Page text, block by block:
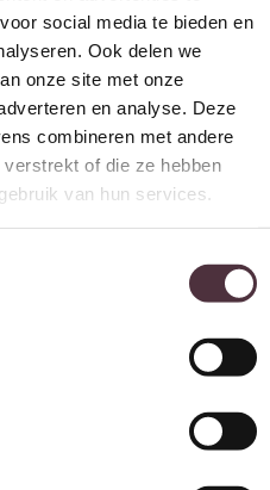
en analyse. Deze
combineren met andere
of die ze hebben
van hun services.
Tower Living
en/of poten nog monteren)